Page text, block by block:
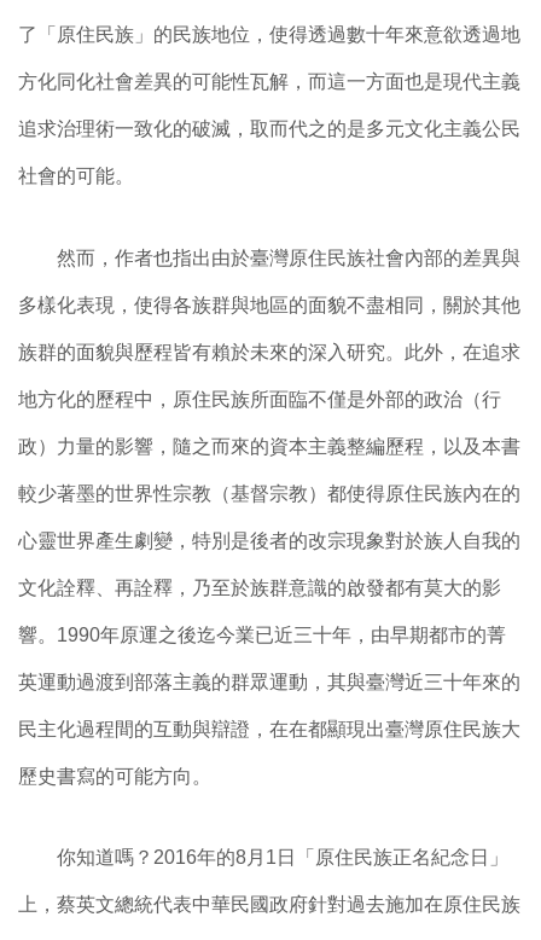
了「原住民族」的民族地位，使得透過數十年來意欲透過地
方化同化社會差異的可能性瓦解，而這一方面也是現代主義
追求治理術一致化的破滅，取而代之的是多元文化主義公民
社會的可能。
然而，作者也指出由於臺灣原住民族社會內部的差異與
多樣化表現，使得各族群與地區的面貌不盡相同，關於其他
族群的面貌與歷程皆有賴於未來的深入研究。此外，在追求
地方化的歷程中，原住民族所面臨不僅是外部的政治（行
政）力量的影響，隨之而來的資本主義整編歷程，以及本書
較少著墨的世界性宗教（基督宗教）都使得原住民族內在的
心靈世界產生劇變，特別是後者的改宗現象對於族人自我的
文化詮釋、再詮釋，乃至於族群意識的啟發都有莫大的影
響。1990年原運之後迄今業已近三十年，由早期都市的菁
英運動過渡到部落主義的群眾運動，其與臺灣近三十年來的
民主化過程間的互動與辯證，在在都顯現出臺灣原住民族大
歷史書寫的可能方向。
你知道嗎？2016年的8月1日「原住民族正名紀念日」
上，蔡英文總統代表中華民國政府針對過去施加在原住民族